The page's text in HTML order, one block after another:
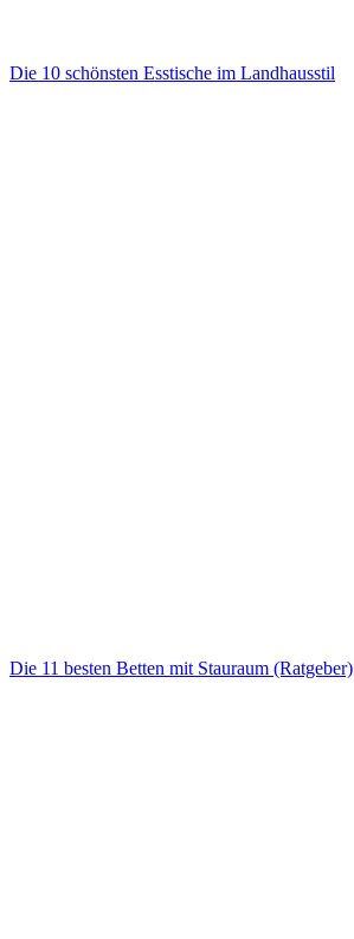
Die 10 schönsten Esstische im Landhausstil
Die 11 besten Betten mit Stauraum (Ratgeber)